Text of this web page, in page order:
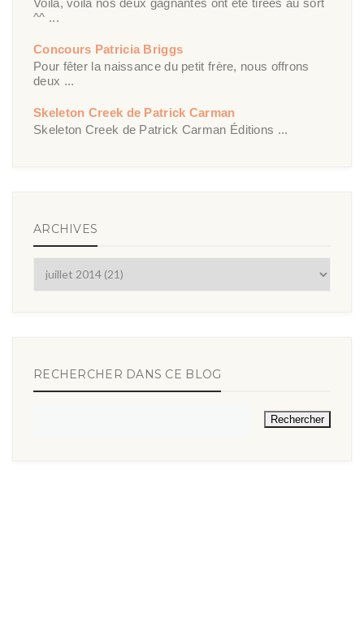
Voilà, voilà nos deux gagnantes ont été tirées au sort
^^ ...
Concours Patricia Briggs
Pour fêter la naissance du petit frère, nous offrons
deux ...
Skeleton Creek de Patrick Carman
Skeleton Creek de Patrick Carman Éditions ...
ARCHIVES
RECHERCHER DANS CE BLOG